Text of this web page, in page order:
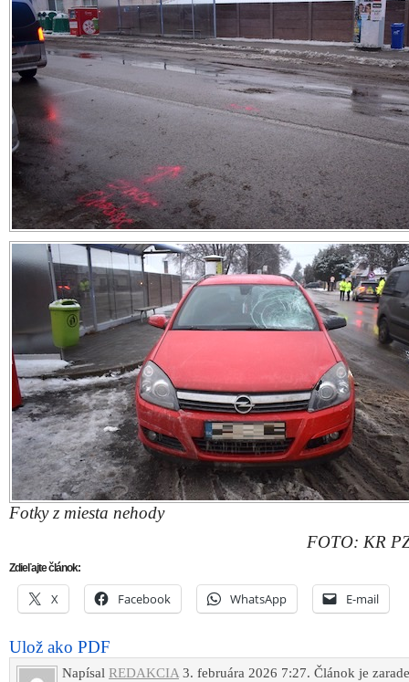
Fotky z miesta nehody
FOTO: KR
Zdieľajte článok:
X Facebook WhatsApp E-mail
Ulož ako PDF
Napísal REDAKCIA 3. februára 2026 7:27. Článok je